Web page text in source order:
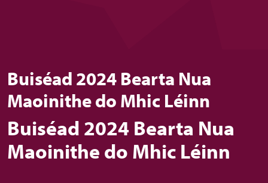
Buiséad 2024 Bearta Nua
Maoinithe do Mhic Léinn
Buiséad 2024 Bearta Nua
Maoinithe do Mhic Léinn